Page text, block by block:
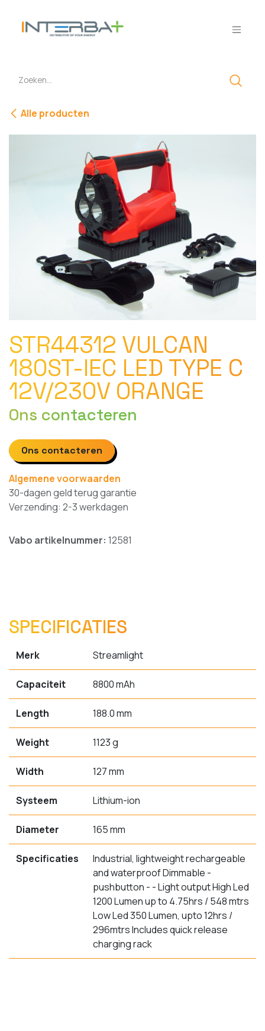
Alle producten
STR44312 VULCAN
180ST-IEC LED TYPE C
12V/230V ORANGE
Ons contacteren
Ons contacteren
Algemene voorwaarden
30-dagen geld terug garantie
Verzending: 2-3 werkdagen
Vabo artikelnummer: 12581
SPECIFICATIES
Merk Streamlight
Capaciteit 8800 mAh
Length 188.0 mm
Weight 1123 g
Width 127 mm
Systeem Lithium-ion
Diameter 165 mm
Specificaties
Industrial, lightweight rechargeable
and waterproof Dimmable -
pushbutton - - Light output High Led
1200 Lumen up to 4.75hrs / 548 mtrs
Low Led 350 Lumen, upto 12hrs /
296mtrs Includes quick release
charging rack